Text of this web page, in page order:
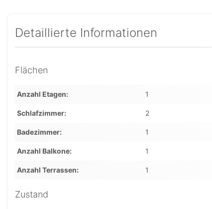
Detaillierte Informationen
Flächen
Anzahl Etagen 1
Schlafzimmer 2
Badezimmer 1
Anzahl Balkone 1
Anzahl Terrassen 1
Zustand